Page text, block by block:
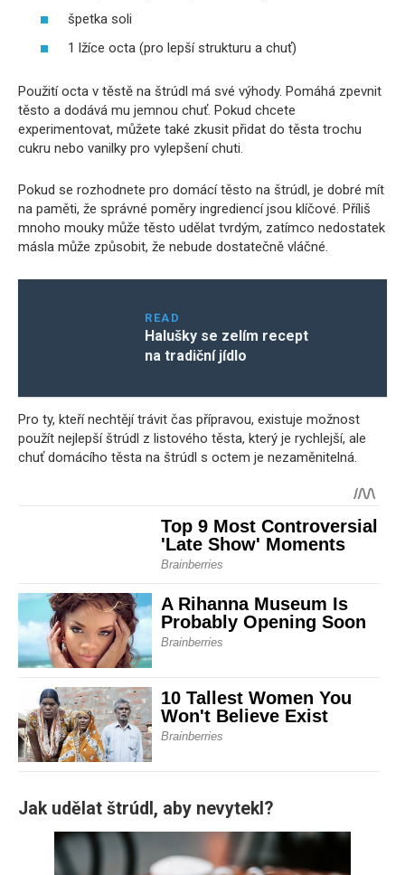
špetka soli
1 lžíce octa (pro lepší strukturu a chuť)
Použití octa v těstě na štrúdl má své výhody. Pomáhá zpevnit
těsto a dodává mu jemnou chuť. Pokud chcete
experimentovat, můžete také zkusit přidat do těsta trochu
cukru nebo vanilky pro vylepšení chuti.
Pokud se rozhodnete pro domácí těsto na štrúdl, je dobré mít
na paměti, že správné poměry ingrediencí jsou klíčové. Příliš
mnoho mouky může těsto udělat tvrdým, zatímco nedostatek
másla může způsobit, že nebude dostatečně vláčné.
READ
Halušky se zelím recept
na tradiční jídlo
Pro ty, kteří nechtějí trávit čas přípravou, existuje možnost
použít nejlepší štrúdl z listového těsta, který je rychlejší, ale
chuť domácího těsta na štrúdl s octem je nezaměnitelná.
Jak udělat štrúdl, aby nevytekl?